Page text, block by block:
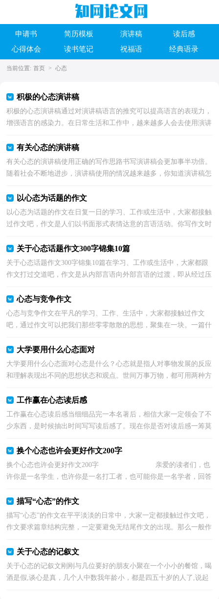
申请书 简历模板 演讲稿
读后感
心得体会
读书笔记 祝福语 经典语录
当前位置: 首页 > 心态
积极的心态演讲稿
积极的心态演讲稿通过对演讲稿语言的推究可以提高语言的表现力，
增强语言的感染力。在日常生活和工作中，越来越多人会去使用演讲
有关心态的演讲稿
有关心态的演讲稿使用正确的写作思路书写演讲稿会更加事半功倍。
随着社会不断地进步，演讲稿使用的情况越来越多，你知道演讲稿怎
以心态为话题的作文
以心态为话题的作文在日复一日的学习、工作或生活中，大家都接触
过作文吧，作文是人们以书面形式表情达意的言语活动。你写作文时
关于心态话题作文300字锦集10篇
关于心态话题作文300字锦集10篇在学习、工作或生活中，大家都跟
作文打过交道吧，作文是从内部言语向外部言语的过渡，即从经过压
心态与竞争作文
心态与竞争作文在平凡的学习、工作、生活中，大家都接触过作文
吧，通过作文可以把我们那些零零散散的思想，聚集在一块。一篇什
大学要用什么心态面对
大学要用什么心态面对心态是什么？心态就是指人对事物发展的反应
和理解表现出不同的思想状态和观点。世间万事万物，都可用两种方
工作赢在心态读后感
工作赢在心态读后感当细细品完一本名著后，相信大家一定领会了不
少东西，是时候抽出时间写写读后感了。现在你是否对读后感一筹莫
换个心态也许会更好作文200字
换个心态也许会更好作文200字 亲爱的读者们，也
许你是一名学生，也许你是一名打工者，也可能你是一名学者，回答
描写“心态”的作文
描写“心态”的作文在平平淡淡的日常中，大家一定都接触过作文吧，
作文要求篇章结构完整，一定要避免无结尾作文的出现。那么一般作
关于心态的记叙文
关于心态的记叙文刚刚与几位要好的朋友小聚在一个小小的餐馆，喝
酒是假,谈心是真，几个人中数我年龄小，都是四五十岁的人了,说起